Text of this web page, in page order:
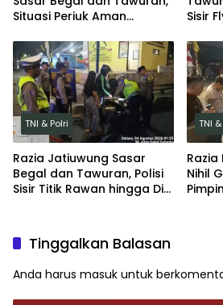
Situasi Periuk Aman
Sisir
TNI & Polri
Razia Jatiuwung Sasar
Begal dan Tawuran, Polisi
Sisir Titik Rawan hingga Dini
TNI
Nihil
Tinggalkan Balasan
Anda harus masuk untuk